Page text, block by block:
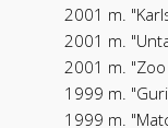
2001 m.
2001 m.
2001 m. "Zoo
1999 m.
1999 m.